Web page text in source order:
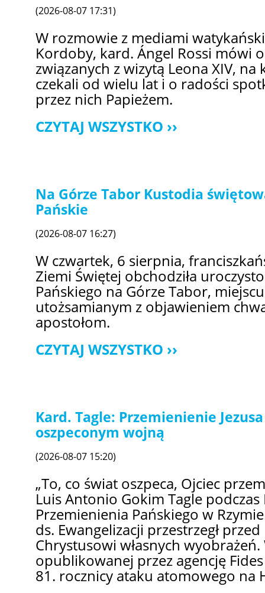
(2026-08-07 17:31)
W rozmowie z mediami
Kordoby, kard. Ángel Rossi mówi
związanych z wizytą Leona XIV,
czekali od wielu lat i o radości
przez nich Papieżem.
CZYTAJ WSZYSTKO
Na Górze Tabor Kustodia
Pańskie
(2026-08-07 16:27)
W czwartek, 6 sierpnia,
Ziemi Świętej obchodziła
Pańskiego na Górze Tabor,
utożsamianym z objawieniem
apostołom.
CZYTAJ WSZYSTKO
Kard. Tagle: Przemienienie
oszpeconym wojną
(2026-08-07 15:20)
„To, co świat oszpeca, Ojciec
Luis Antonio Gokim Tagle
Przemienienia Pańskiego w
ds. Ewangelizacji przestrzegł
Chrystusowi własnych
opublikowanej przez agencję
81. rocznicy ataku atomowego na